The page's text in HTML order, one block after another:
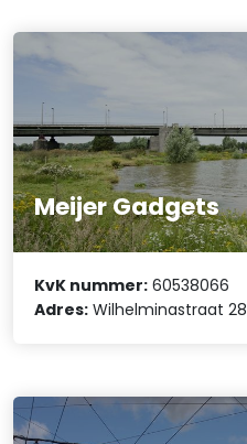
Meijer Gadgets
KvK nummer: 60538066
Adres: Wilhelminastraat 28